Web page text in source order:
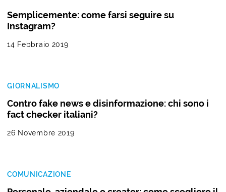
Semplicemente: come farsi seguire su
Instagram?
14 Febbraio 2019
GIORNALISMO
Contro fake news e disinformazione: chi sono i
fact checker italiani?
26 Novembre 2019
COMUNICAZIONE